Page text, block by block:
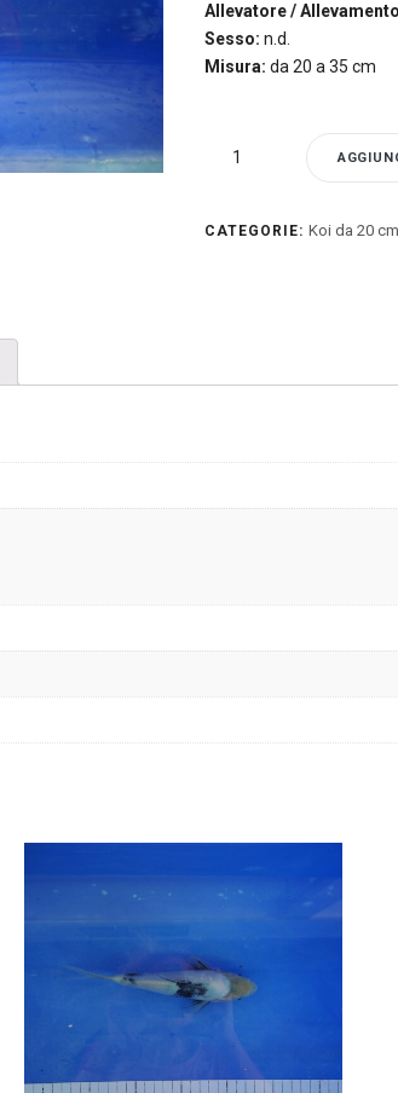
Allevatore /
Sesso: n.d.
Misura: da 20 a 35 cm
Omosako
CATEGORIE: Koi da 20